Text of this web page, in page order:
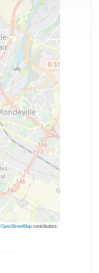
OpenStreetMapcontributors